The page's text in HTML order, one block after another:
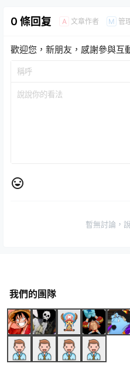
0 條回复 A 文章作者 M 管
歡迎您，新朋友，感謝參與互
暫無討論，
我們的團隊